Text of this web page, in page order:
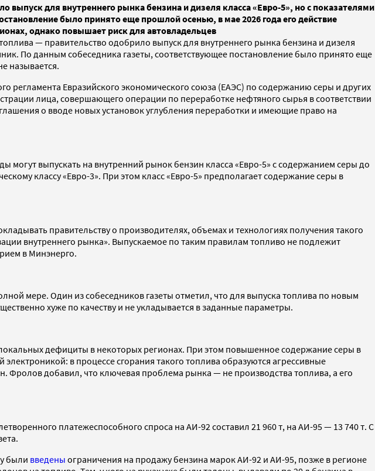
для внутреннего рынка бензина и дизеля класса «Евро-5», но с показателями
было принято еще прошлой осенью, в мае 2026 года его действие
однако повышает риск для автовладельцев
— правительство одобрило выпуск для внутреннего рынка бензина и дизеля
По данным собеседника газеты, соответствующее постановление было принято еще
называется.
регламента Евразийского экономического союза (ЕАЭС) по содержанию серы и других
лица, совершающего операции по переработке нефтяного сырья в соответствии
о вводе новых установок углубления переработки и имеющие право на
могут выпускать на внутренний рынок бензин класса «Евро-5» с содержанием серы до
классу «Евро-3». При этом класс «Евро-5» предполагает содержание серы в
правительству о производителях, объемах и технологиях получения такого
внутреннего рынка». Выпускаемое по таким правилам топливо не подлежит
в Минэнерго.
мере. Один из собеседников газеты отметил, что для выпуска топлива по новым
хуже по качеству и не укладывается в заданные параметры.
дефициты в некоторых регионах. При этом повышенное содержание серы в
в процессе сгорания такого топлива образуются агрессивные
Фролов добавил, что ключевая проблема рынка — не производства топлива, а его
платежеспособного спроса на АИ-92 составил 21 960 т, на АИ-95 — 13 740 т. С
были введены ограничения на продажу бензина марок АИ-92 и АИ-95, позже в регионе